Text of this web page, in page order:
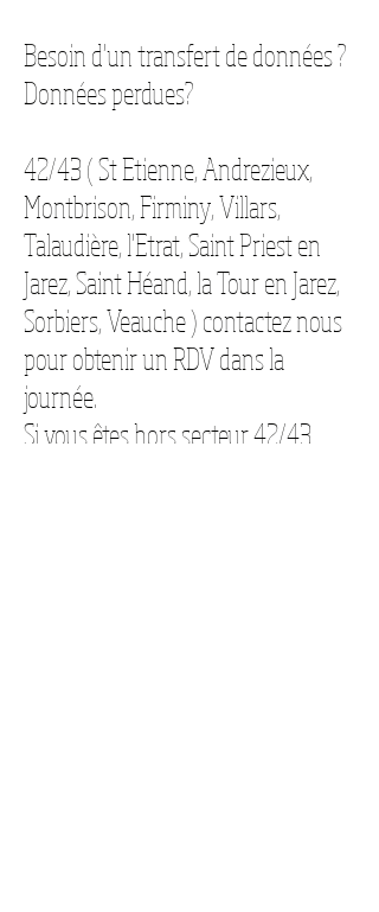
Besoin d'un transfert de données ?
Données perdues?
42/43 ( St Etienne, Andrezieux,
Montbrison, Firminy, Villars,
Talaudière, l'Etrat, Saint Priest en
Jarez, Saint Héand, la Tour en Jarez,
Sorbiers, Veauche ) contactez nous
pour obtenir un RDV dans la
journée.
Si vous êtes hors secteur 42/43